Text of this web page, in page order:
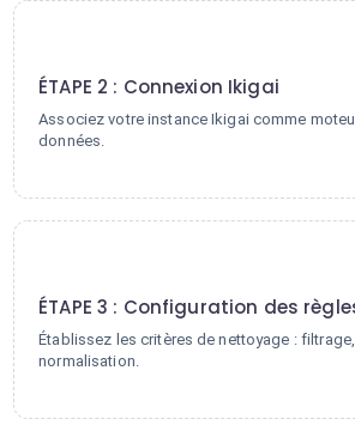
ÉTAPE 2 : Connexion Ikigai
Associez votre instance Ikigai comme
données.
ÉTAPE 3 : Configuration des
Établissez les critères de nettoyage :
normalisation.